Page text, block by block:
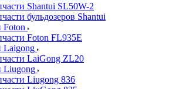
Shantui SL50W-2
бульдозеров Shantui
Foton
Foton FL935E
Laigong
LaiGong ZL20
Liugong
Liugong 836